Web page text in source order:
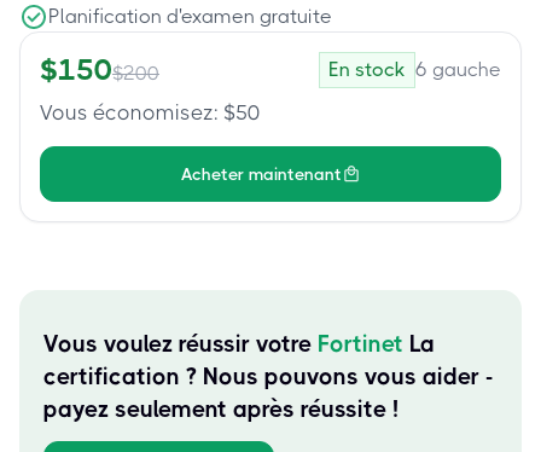
Planification d'examen gratuite
$150$200 En stock 6 gauche
Vous économisez: $50
Acheter maintenant
Vous voulez réussir votre Fortinet La
certification ? Nous pouvons vous aider -
payez seulement après réussite !